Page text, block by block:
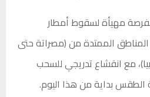
مهيأة لسقوط أمطار
الممتدة من (مصراتة حتى
مع انقشاع تدريجي للسحب
بداية من هذا اليوم.